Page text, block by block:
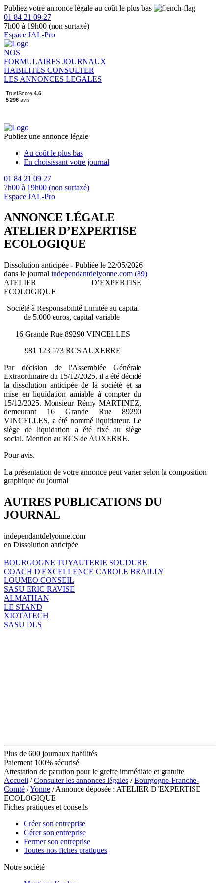
Publiez votre annonce légale au coût le plus bas
01 84 21 09 27
7h00 à 19h00 (non surtaxé)
Espace JAL-Pro
NOS
FORMULAIRES JOURNAUX
HABILITES CONSULTER
LES ANNONCES LEGALES
Publiez une annonce légale
Au coût le plus bas
En choisissant votre journal
01 84 21 09 27
7h00 à 19h00 (non surtaxé)
Espace JAL-Pro
ANNONCE LÉGALE
ATELIER D’EXPERTISE
ECOLOGIQUE
Dissolution anticipée - Publiée le 22/05/2026
dans le journal independantdelyonne.com (89)
ATELIER D’EXPERTISE
ECOLOGIQUE
Société à Responsabilité Limitée au capital
de 5.000 euros, capital variable
16 Grande Rue 89290 VINCELLES
981 123 573 RCS AUXERRE
Par décision de l'Assemblée Générale
Extraordinaire du 15/12/2025, il a été décidé
la dissolution anticipée de la société et sa
mise en liquidation amiable à compter du
15/12/2025. Monsieur Rémy MARTINEZ,
demeurant 16 Grande Rue 89290
VINCELLES, a été nommé liquidateur. Le
siège de liquidation a été fixé au siège
social. Mention au RCS de AUXERRE.
Pour avis.
La présentation de votre annonce peut varier selon la composition
graphique du journal
AUTRES PUBLICATIONS DU
JOURNAL
independantdelyonne.com
en Dissolution anticipée
BOURGOGNE TUYAUTERIE SOUDURE
COACH D'EXCELLENCE CAROLE BRAILLY
LOUMEO CONSEIL
SASU ERIC RAVISE
ALMATHAN
LE STAND
XIOTATECH
SASU DLS
Plus de 600 journaux habilités
Paiement 100% sécurisé
Attestation de parution pour le greffe immédiate et gratuite
Accueil /Consulter les annonces légales /Bourgogne-Franche-
Comté /Yonne / Annonce déposée : ATELIER D’EXPERTISE
ECOLOGIQUE
Fiches pratiques et conseils
Créer son entreprise
Gérer son entreprise
Fermer son entreprise
Toutes nos fiches pratiques
Notre société